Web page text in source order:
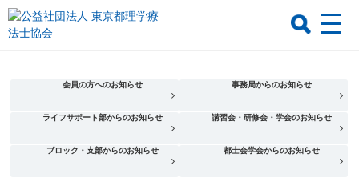
会員の方へのお知らせ 事務局からのお知らせ
ライフサポート部からのお知らせ 講習会・研修会・学会のお知らせ
ブロック・支部からのお知らせ 都士会学会からのお知らせ